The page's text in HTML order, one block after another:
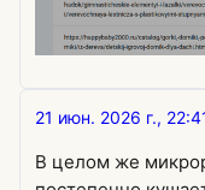
21 июн. 2026 г.,
В целом же